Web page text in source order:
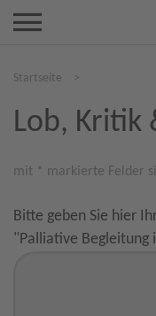
Startseite >
Lob, Kritik
mit * markierte Felder
Bitte geben Sie hier
"Palliative Begleitung